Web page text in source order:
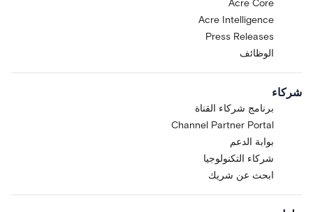
Acre Core
Acre Intelligence
Press Releases
الوظائف
شركاء
برنامج شركاء القناة
Channel Partner Portal
بوابة الدعم
شركاء التكنولوجيا
ابحث عن شريك